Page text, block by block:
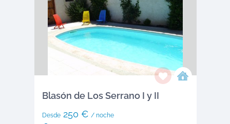
Blasón de Los Serrano I y II
Desde250 € / noche